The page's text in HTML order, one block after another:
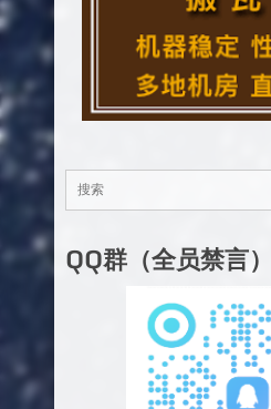
QQ群（全员禁言）